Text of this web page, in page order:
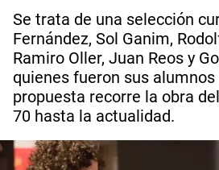
Se trata de una selección
Fernández, Sol Ganim,
Ramiro Oller, Juan Reos y
quienes fueron sus alumnos
propuesta recorre la obra
70 hasta la actualidad.